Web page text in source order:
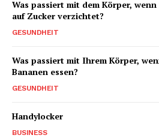
Was passiert mit dem Körper,
auf Zucker verzichtet?
GESUNDHEIT
Was passiert mit Ihrem Körper,
Bananen essen?
GESUNDHEIT
Handylocker
BUSINESS